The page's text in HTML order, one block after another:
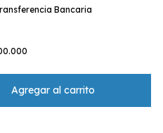
Bancaria